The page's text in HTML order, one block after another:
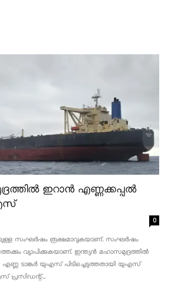
ഇറാൻ എണ്ണക്കപ്പൽ
0
സംഘർഷം രൂക്ഷമാവുകയാണ്. സംഘർഷം
വ്യാപിക്കുകയാണ്. ഇന്ത്യൻ മഹാസമുദ്രത്തിൽ
ടാങ്കർ യുഎസ് പിടിച്ചെടുത്തതായി യുഎസ്
പ്രസിഡന്റ്...